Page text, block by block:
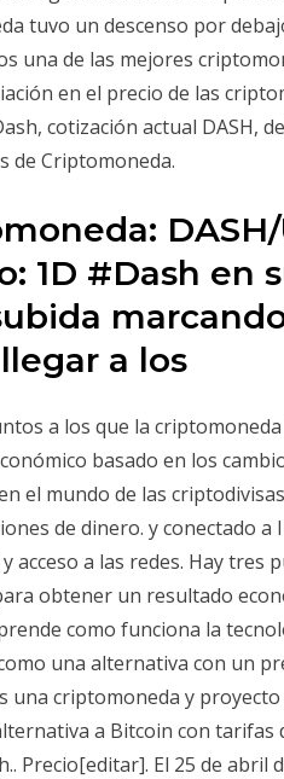
tuvo un descenso por
una de las mejores
en el precio de las
cotización actual DASH,
de Criptomoneda.
1D #Dash
a los
a los que la
basado en los
el mundo de las
de dinero. y conectado
acceso a las redes. Hay
obtener un resultado
como funciona la
una alternativa con un
una criptomoneda y
a Bitcoin con tarifas
Precio[editar]. El 25 de